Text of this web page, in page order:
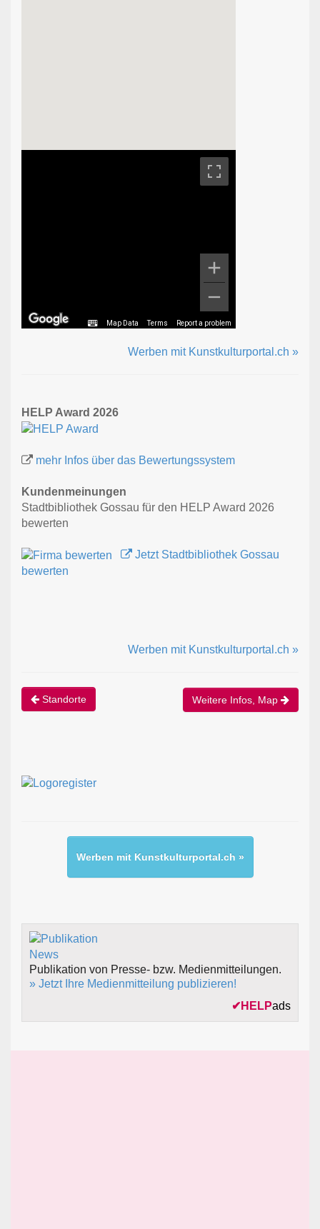
Map Data Terms Report a problem
Werben mit Kunstkulturportal.ch »
HELP Award 2026
mehr Infos über das Bewertungssystem
Kundenmeinungen
Stadtbibliothek Gossau für den HELP Award 2026
bewerten
Jetzt Stadtbibliothek Gossau
bewerten
Werben mit Kunstkulturportal.ch »
Standorte Weitere Infos, Map
Werben mit Kunstkulturportal.ch »
Publikation von Presse- bzw. Medienmitteilungen.
» Jetzt Ihre Medienmitteilung publizieren!
✔ HELPads